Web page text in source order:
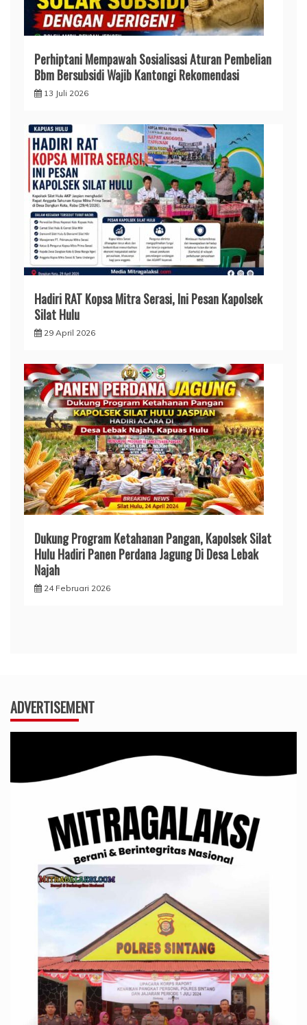
Perhiptani Mempawah Sosialisasi Aturan Pembelian
Bbm Bersubsidi Wajib Kantongi Rekomendasi
13 Juli 2026
Hadiri RAT Kopsa Mitra Serasi, Ini Pesan Kapolsek
Silat Hulu
29 April 2026
Dukung Program Ketahanan Pangan, Kapolsek Silat
Hulu Hadiri Panen Perdana Jagung Di Desa Lebak
Najah
24 Februari 2026
ADVERTISEMENT